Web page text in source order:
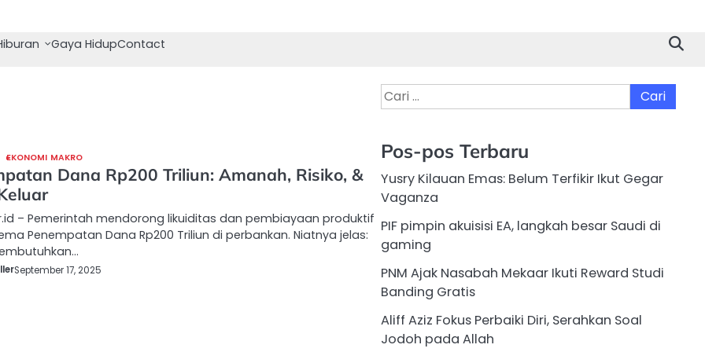
Gaya HidupContact
EKONOMI MAKRO
Dana Rp200 Triliun: Amanah, Risiko, &
– Pemerintah mendorong likuiditas dan pembiayaan produktif
Penempatan Dana Rp200 Triliun di perbankan. Niatnya jelas:
September 17, 2025
Cari
untuk:
Pos-pos Terbaru
Yusry Kilauan Emas: Belum Terfikir Ikut Gegar
Vaganza
PIF pimpin akuisisi EA, langkah besar Saudi di
gaming
PNM Ajak Nasabah Mekaar Ikuti Reward Studi
Banding Gratis
Aliff Aziz Fokus Perbaiki Diri, Serahkan Soal
Jodoh pada Allah